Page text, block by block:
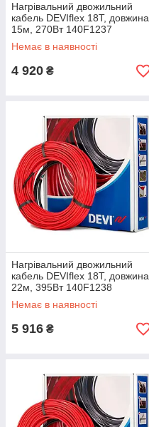
Нагрівальний двожильний
кабель DEVIflex 18T, довжина
15м, 270Вт 140F1237
Немає в наявності
4 920 ₴
Нагрівальний двожильний
кабель DEVIflex 18T, довжина
22м, 395Вт 140F1238
Немає в наявності
5 916 ₴